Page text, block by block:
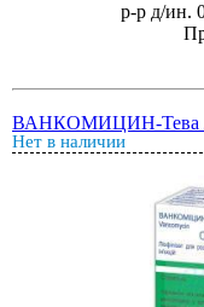
р-р д/ин.
ВАНКОМИЦИН-Тева /
Нет в наличии